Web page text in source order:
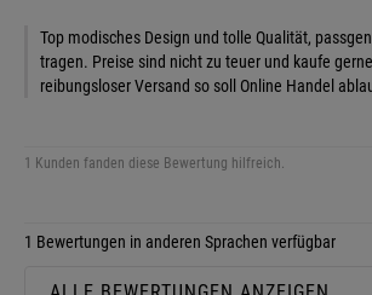
Top modisches Design und tolle Qualität,
tragen. Preise sind nicht zu teuer und kaufe
reibungsloser Versand so soll Online Handel
1 Kunden fanden diese Bewertung hilfreich.
1 Bewertungen in anderen Sprachen verfügbar